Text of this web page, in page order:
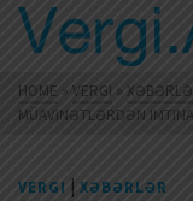
HOME » VERGI »
MÜAVINƏTLƏRDƏN
VERGI | XƏBƏRLƏR